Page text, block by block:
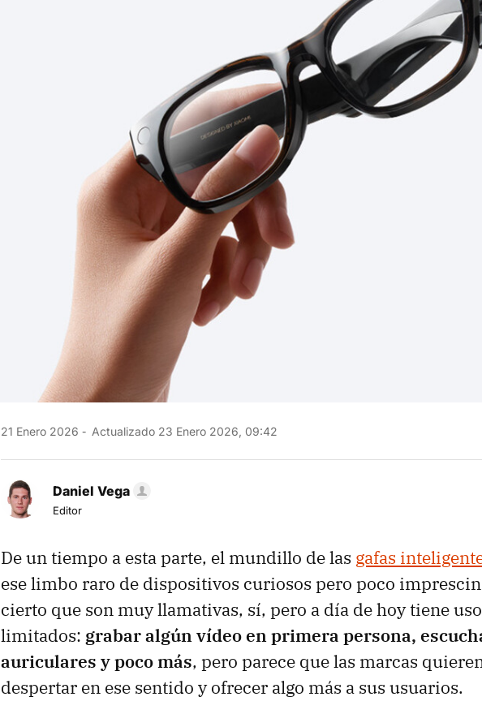
21 Enero 2026 Actualizado 23 Enero 2026, 09:42
Daniel Vega
Editor
De un tiempo a esta parte, el mundillo de las gafas
ese limbo raro de dispositivos curiosos pero poco
cierto que son muy llamativas, sí, pero a día de hoy tiene
limitados: grabar algún vídeo en primera persona,
auriculares y poco más, pero parece que las marcas
despertar en ese sentido y ofrecer algo más a sus usuarios.